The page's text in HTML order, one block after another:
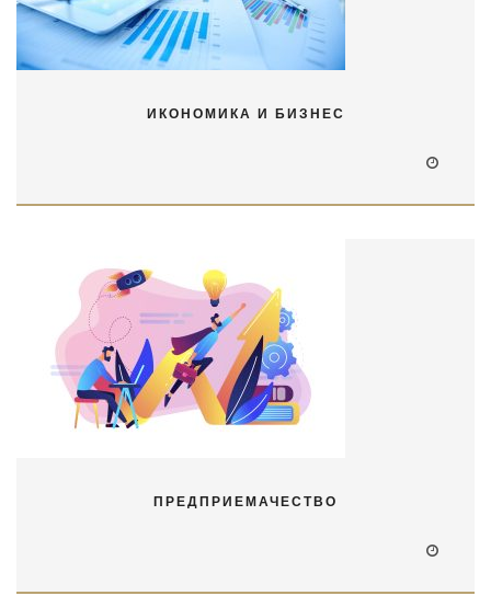
ИКОНОМИКА И БИЗНЕС
ПРЕДПРИЕМАЧЕСТВО